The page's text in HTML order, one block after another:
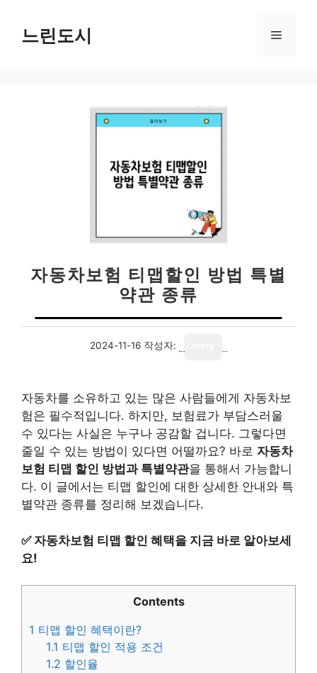
느린도시 메
자동차보험 티맵할인 방법 특별
약관 종류
2024-11-16 작성자:
자동차를 소유하고 있는 많은 사람들에게 자동차보
험은 필수적입니다. 하지만, 보험료가 부담스러울
수 있다는 사실은 누구나 공감할 겁니다. 그렇다면
줄일 수 있는 방법이 있다면 어떨까요? 바로 자동차
보험 티맵 할인 방법과 특별약관을 통해서 가능합니
다. 이 글에서는 티맵 할인에 대한 상세한 안내와 특
별약관 종류를 정리해 보겠습니다.
✅ 자동차보험 티맵 할인 혜택을 지금 바로 알아보세
요!
Contents
1 티맵 할인 혜택이란?
1.1 티맵 할인 적용 조건
1.2 할인율